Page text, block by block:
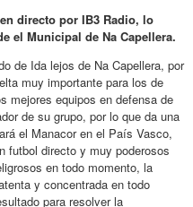
directo por IB3 Radio, lo
el Municipal de Na Capellera.
de Ida lejos de Na Capellera, por
muy importante para los de
mejores equipos en defensa de
de su grupo, por lo que da una
el Manacor en el País Vasco,
futbol directo y muy poderosos
en todo momento, la
y concentrada en todo
para resolver la